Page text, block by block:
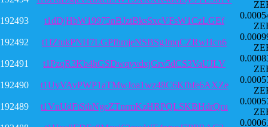
192493
t1dDjHbW19975nBJztBksSxcVFsW1CzLGEf
192492
t1fZtukPNH7LGPfhmjeNSBSgJmqCZRwHcn6
192491
t1PzqR3Kb4hGSDwqyvdxjGrv5dCS3VaUJLV
192490
t1UyVAvPWP1aTMwJoa1wz48C6Kfhfe6AXZe
192489
t1VnUdFtSthNgeZTnrmKzHRPQLSKBHdrQru